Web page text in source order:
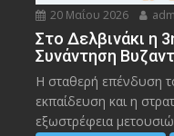
20 Μαΐου 2026
Στο Δελβινάκι η
Συνάντηση
Η σταθερή επένδυση
εκπαίδευση και η
εξωστρέφεια